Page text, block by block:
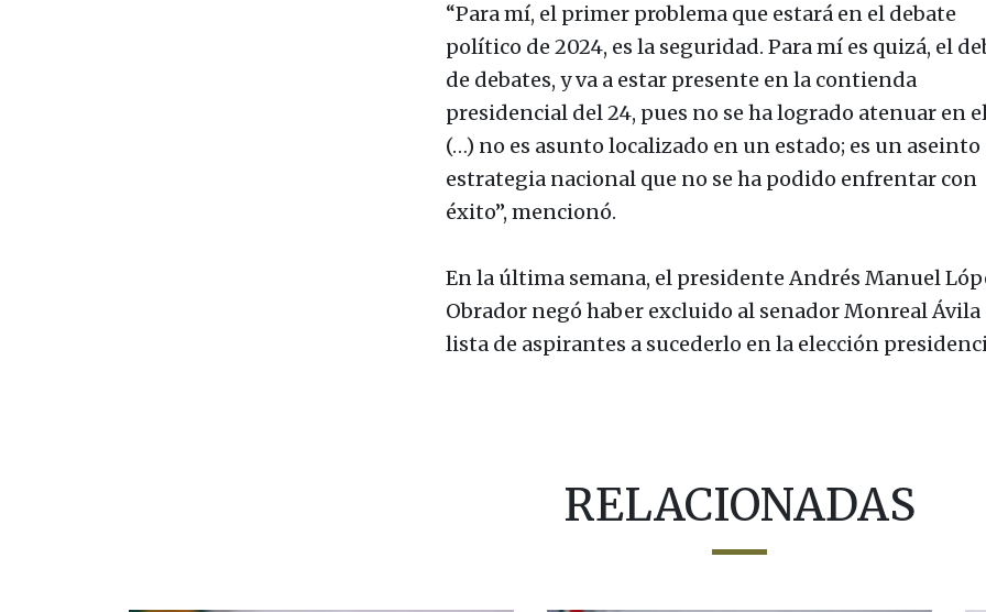
“Para mí, el primer problema que estará en el debate
político de 2024, es la seguridad. Para mí es quizá, el
de debates, y va a estar presente en la contienda
presidencial del 24, pues no se ha logrado atenuar en
(…) no es asunto localizado en un estado; es un aseinto
estrategia nacional que no se ha podido enfrentar con
éxito”, mencionó.
En la última semana, el presidente Andrés Manuel
Obrador negó haber excluido al senador Monreal Ávila
lista de aspirantes a sucederlo en la elección
RELACIONADAS